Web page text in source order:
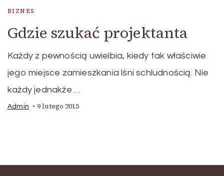
BIZNES
Gdzie szukać projektanta
Każdy z pewnością uwielbia, kiedy tak właściwie
jego miejsce zamieszkania lśni schludnością. Nie
każdy jednakże …
Admin 9 lutego 2015